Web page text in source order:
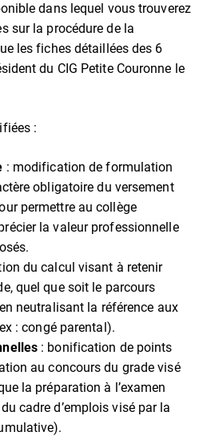
dans lequel vous trouverez
sur la procédure de la
les fiches détaillées des 6
du CIG Petite Couronne le
:
: modification de formulation
obligatoire du versement
permettre au collège
la valeur professionnelle
du calcul visant à retenir
quel que soit le parcours
neutralisant la référence aux
: congé parental).
: bonification de points
au concours du grade visé
la préparation à l’examen
cadre d’emplois visé par la